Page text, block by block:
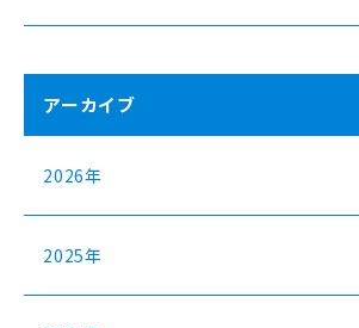
アーカイブ
2026年
2025年